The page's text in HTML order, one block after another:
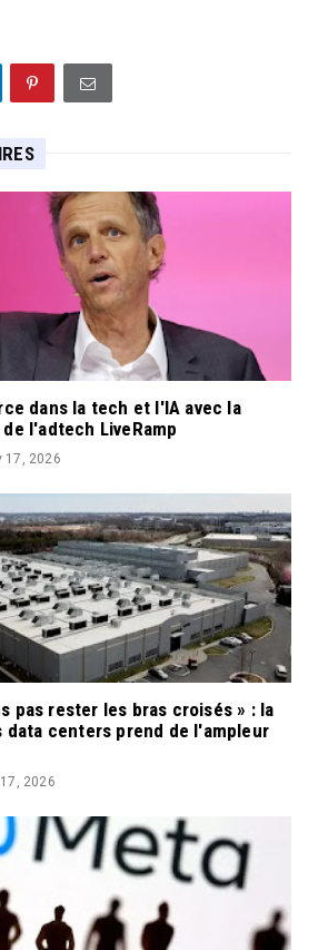
dans la tech et l'IA avec la
l'adtech LiveRamp
17, 2026
pas rester les bras croisés » : la
centers prend de l'ampleur
2026